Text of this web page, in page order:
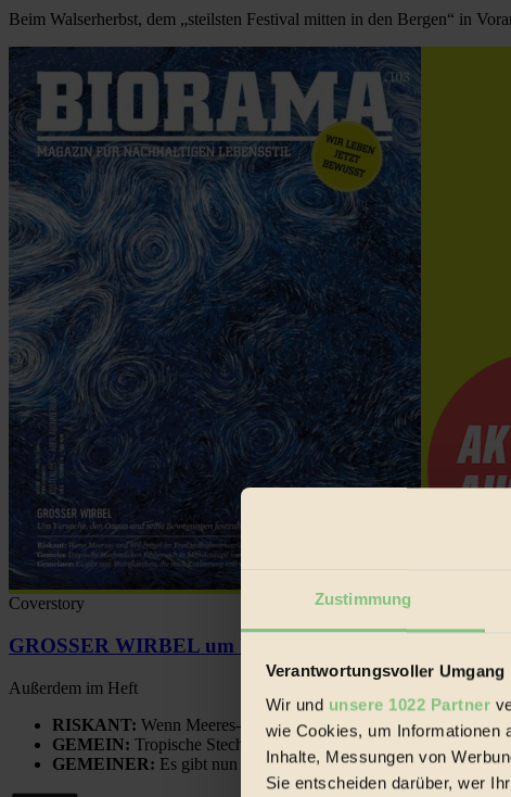
Zustimmung
Verantwortungsvoller Umgang
Wir und unsere 1022 Partner
wie Cookies, um Informationen
Inhalte, Messungen von
Sie entscheiden darüber, wer
Beim Walserherbst, dem „steilsten Festival mitten in den Bergen“ in
Coverstory
GROSSER WIRBEL um Versuche, den Ozean und
Außerdem im Heft
RISKANT: Wenn Meeres- und Wildvögel im
GEMEIN: Tropische Stechmücken fühlen sich in Mitteleuropa
GEMEINER: Es gibt nun Weinflaschen, die nach Entleerung